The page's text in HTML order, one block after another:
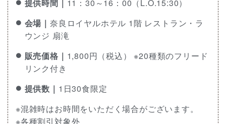
提供時間｜ 11：30～16：00（L.O.15:30）
会場｜ 奈良ロイヤルホテル 1階 レストラン・ラ
ウンジ 扇滝
販売価格｜ 1,800円（税込） ※20種類のフリード
リンク付き
提供数｜ 1日30食限定
※混雑時はお時間をいただく場合がございます。
※各種割引対象外